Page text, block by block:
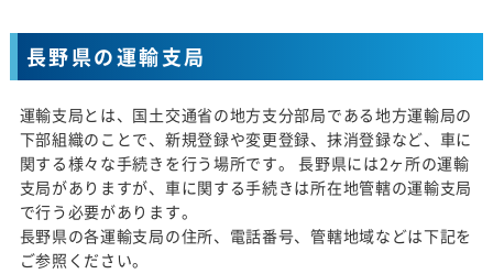
長野県の運輸支局
運輸支局とは、国土交通省の地方支分部局である地方運輸局の
下部組織のことで、新規登録や変更登録、抹消登録など、車に
関する様々な手続きを行う場所です。 長野県には2ヶ所の運輸
支局がありますが、車に関する手続きは所在地管轄の運輸支局
で行う必要があります。
長野県の各運輸支局の住所、電話番号、管轄地域などは下記を
ご参照ください。